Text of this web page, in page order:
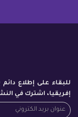
للبقاء على إطلاع
إفريقيا، اشترك في